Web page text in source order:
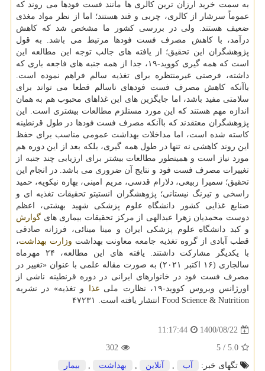
به سمت خرید ارزان ترین کالری ها مانند فست فودها می روند که
عموماً سرشار از کالری، چربی و قند هستند؛ اما از نظر مواد مغذی
ضعیف هستند. ولی در بررسی کشور ما مشخص شد که کاهش
درآمد، با کاهش مصرف فست فودها مرتبط می باشد. به قول
پژوهشگران این تحقیق؛ از یافته های جالب توجه این مطالعه این
است که همه گیری کووید-۱۹، جدا از همه جنبه های فاجعه باری که
داشته، فرصتی غیرمنتظره برای تغذیه سالم فراهم نموده است.
باآنکه کاهش مصرف فست فودهای ناسالم قطعا می تواند برای
سلامتی مفید باشد، اما جایگزین های این غذاهای محبوب هم به همان
اندازه مهم هستند که این مورد مستلزم مطالعات بیشتری است. این
پژوهشگران معتقدند که باآنکه مصرف فست فودها در طول قرنطینه
کاسته شده است، اما مداخلات بهداشت عمومی مناسب برای حفظ
این روند کاهشی نه تنها در طول همه گیری، بلکه بعد از این دوره هم
مورد نیاز است و همینطور مطالعات بیشتر برای ارزیابی چند جنبه از
تغییرات مصرف فست فود و نتایج آن ضروری می باشد. در انجام این
تحقیق؛ سمیرا ربیعی، دلارام قدسی، مریم امینی، بهاره نیکویه، حمید
راسخی و تیرنگ نیستانی؛ پژوهشگران انستیتو تحقیقات تغذیه ای و
صنایع غذایی کشور دانشگاه علوم پزشکی شهید بهشتی، اعظم
دوست محمدیان زهرا عبدالهی از مرکز تحقیقات بیماری های گوارش
و کبد دانشگاه علوم پزشکی ایران و مینا مینائی، فرزانه صادقی
قطب آبادی از گروه تغذیه جامعه معاونت بهداشت وزارت بهداشت،
با یکدیگر مشارکت داشتند. یافته های این مطالعه، ۲۴ مهرماه
سالجاری (۱۶ اکتبر ۲۰۲۱) به صورت مقاله علمی با عنوان «تغییر در
مصرف فست فود در خانوارهای ایرانی در دوره قرنطینه ناشی از
اورژانس ویروس کووید-۱۹، نظارت ملی
غذا و تغذیه» در نشریه
Food Science & Nutrition انتشار یافته است. ۴۷۲۳۱
1400/08/22
11:17:44
5.0
/ 5
302
تگهای خبر:
آب , آنلاین , بهداشت , بیمار